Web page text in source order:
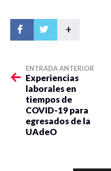
+
ENTRADA ANTERIOR
Experiencias
laborales en
tiempos de
COVID-19 para
egresados de la
UAdeO